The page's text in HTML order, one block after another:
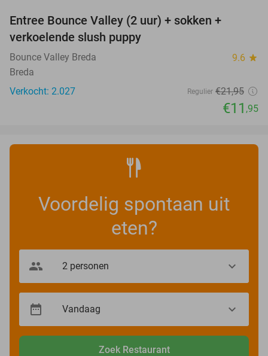
Entree Bounce Valley (2 uur) + sokken +
verkoelende slush puppy
Bounce Valley Breda 9.6 star
Breda
Verkocht: 2.027
Regulier €21,95
€11 ,95
Voordelig spontaan uit
eten?
Zoek Restaurant